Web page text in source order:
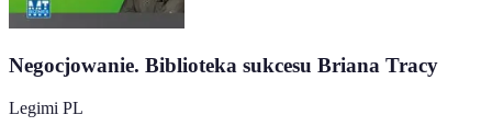
Negocjowanie. Biblioteka sukcesu Briana Tracy
Legimi PL